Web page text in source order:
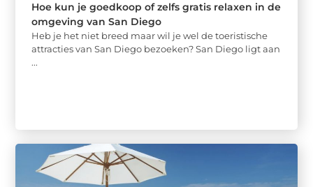
Hoe kun je goedkoop of zelfs gratis relaxen in de
omgeving van San Diego
Heb je het niet breed maar wil je wel de toeristische
attracties van San Diego bezoeken? San Diego ligt aan
...